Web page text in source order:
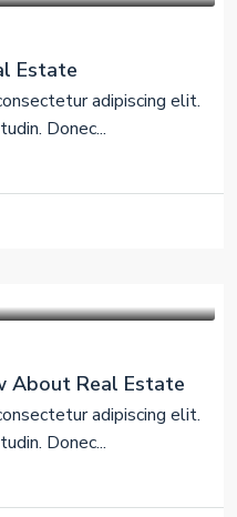
Estate
adipiscing elit.
Donec...
About Real Estate
adipiscing elit.
Donec...